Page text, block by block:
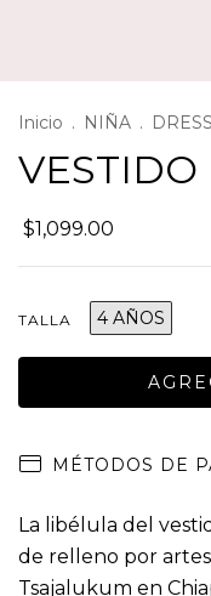
Inicio . NIÑA .
$1,099.00
TALLA 4 AÑOS
MÉTODOS DE
La libélula del
de relleno por
Tsajalukum en